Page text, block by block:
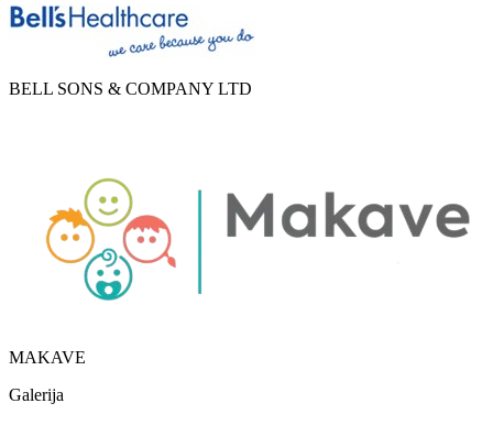
BELL SONS & COMPANY LTD
MAKAVE
Galerija